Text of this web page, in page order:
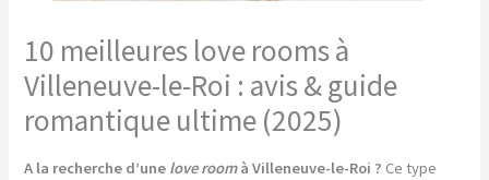
10 meilleures love rooms à
Villeneuve-le-Roi : avis & guide
romantique ultime (2025)
A la recherche d’une love roomà Villeneuve-le-Roi ? Ce type